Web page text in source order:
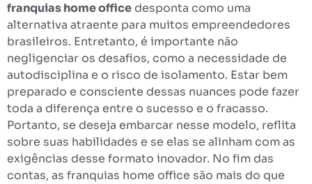
franquias home officedesponta como uma
alternativa atraente para muitos empreendedores
brasileiros. Entretanto, é importante não
negligenciar os desafios, como a necessidade de
autodisciplina e o risco de isolamento. Estar bem
preparado e consciente dessas nuances pode fazer
toda a diferença entre o sucesso e o fracasso.
Portanto, se deseja embarcar nesse modelo, reflita
sobre suas habilidades e se elas se alinham com as
exigências desse formato inovador. No fim das
contas, as franquias home office são mais do que